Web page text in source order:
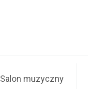
Salon muzyczny